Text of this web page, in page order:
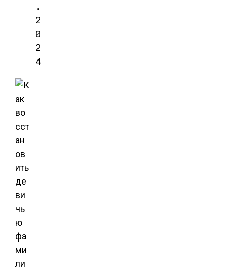
.
2
0
2
4